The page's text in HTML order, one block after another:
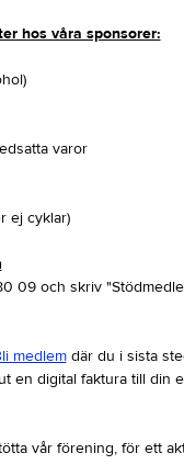
hos våra sponsorer:
varor
ej cyklar)
09 och skriv
medlemdär du i sista
en digital faktura till din
vår förening, för ett